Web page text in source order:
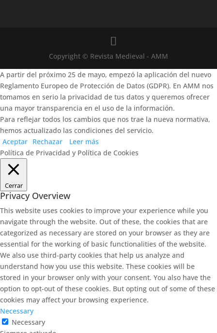
Copyright © Revista Medieval - AMM
A partir del próximo 25 de mayo, empezó la aplicación del nuevo
Reglamento Europeo de Protección de Datos (GDPR). En AMM nos
tomamos en serio la privacidad de tus datos y queremos ofrecer
una mayor transparencia en el uso de la información.
Para reflejar todos los cambios que nos trae la nueva normativa,
hemos actualizado las condiciones del servicio.
Aceptar Rechazar
Leer más
Política de Privacidad y Política de Cookies
Cerrar
Privacy Overview
This website uses cookies to improve your experience while you
navigate through the website. Out of these, the cookies that are
categorized as necessary are stored on your browser as they are
essential for the working of basic functionalities of the website.
We also use third-party cookies that help us analyze and
understand how you use this website. These cookies will be
stored in your browser only with your consent. You also have the
option to opt-out of these cookies. But opting out of some of these
cookies may affect your browsing experience.
Necessary
Necessary